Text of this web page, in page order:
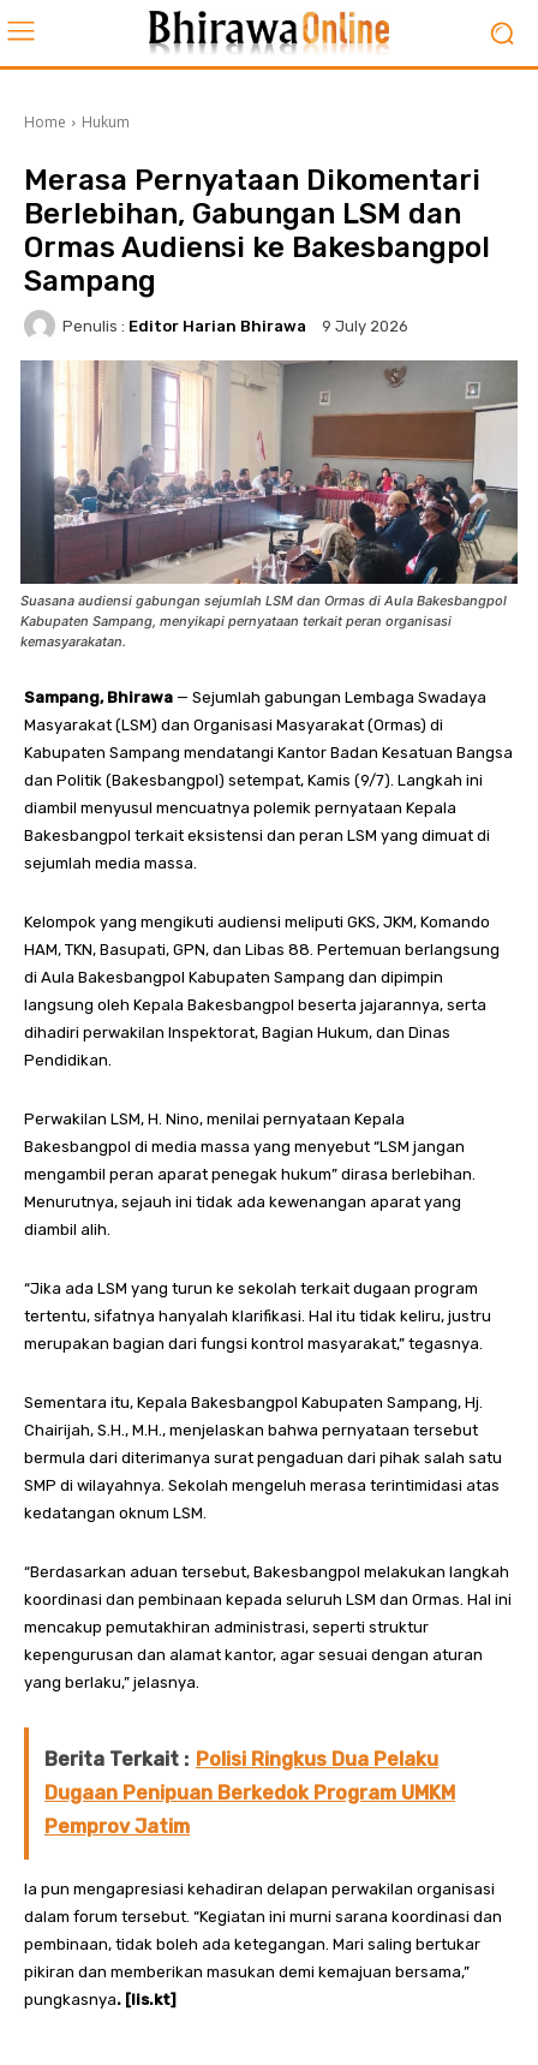
Home Hukum
Merasa Pernyataan Dikomentari
Berlebihan, Gabungan LSM dan
Ormas Audiensi ke Bakesbangpol
Sampang
Penulis : Editor Harian Bhirawa 9 July 2026
Suasana audiensi gabungan sejumlah LSM dan Ormas di Aula Bakesbangpol
Kabupaten Sampang, menyikapi pernyataan terkait peran organisasi
kemasyarakatan.
Sampang, Bhirawa — Sejumlah gabungan Lembaga Swadaya
Masyarakat (LSM) dan Organisasi Masyarakat (Ormas) di
Kabupaten Sampang mendatangi Kantor Badan Kesatuan Bangsa
dan Politik (Bakesbangpol) setempat, Kamis (9/7). Langkah ini
diambil menyusul mencuatnya polemik pernyataan Kepala
Bakesbangpol terkait eksistensi dan peran LSM yang dimuat di
sejumlah media massa.
Kelompok yang mengikuti audiensi meliputi GKS, JKM, Komando
HAM, TKN, Basupati, GPN, dan Libas 88. Pertemuan berlangsung
di Aula Bakesbangpol Kabupaten Sampang dan dipimpin
langsung oleh Kepala Bakesbangpol beserta jajarannya, serta
dihadiri perwakilan Inspektorat, Bagian Hukum, dan Dinas
Pendidikan.
Perwakilan LSM, H. Nino, menilai pernyataan Kepala
Bakesbangpol di media massa yang menyebut “LSM jangan
mengambil peran aparat penegak hukum” dirasa berlebihan.
Menurutnya, sejauh ini tidak ada kewenangan aparat yang
diambil alih.
“Jika ada LSM yang turun ke sekolah terkait dugaan program
tertentu, sifatnya hanyalah klarifikasi. Hal itu tidak keliru, justru
merupakan bagian dari fungsi kontrol masyarakat,” tegasnya.
Sementara itu, Kepala Bakesbangpol Kabupaten Sampang, Hj.
Chairijah, S.H., M.H., menjelaskan bahwa pernyataan tersebut
bermula dari diterimanya surat pengaduan dari pihak salah satu
SMP di wilayahnya. Sekolah mengeluh merasa terintimidasi atas
kedatangan oknum LSM.
“Berdasarkan aduan tersebut, Bakesbangpol melakukan langkah
koordinasi dan pembinaan kepada seluruh LSM dan Ormas. Hal ini
mencakup pemutakhiran administrasi, seperti struktur
kepengurusan dan alamat kantor, agar sesuai dengan aturan
yang berlaku,” jelasnya.
Berita Terkait : Polisi Ringkus Dua Pelaku
Dugaan Penipuan Berkedok Program UMKM
Pemprov Jatim
Ia pun mengapresiasi kehadiran delapan perwakilan organisasi
dalam forum tersebut. “Kegiatan ini murni sarana koordinasi dan
pembinaan, tidak boleh ada ketegangan. Mari saling bertukar
pikiran dan memberikan masukan demi kemajuan bersama,”
pungkasnya. [lis.kt]